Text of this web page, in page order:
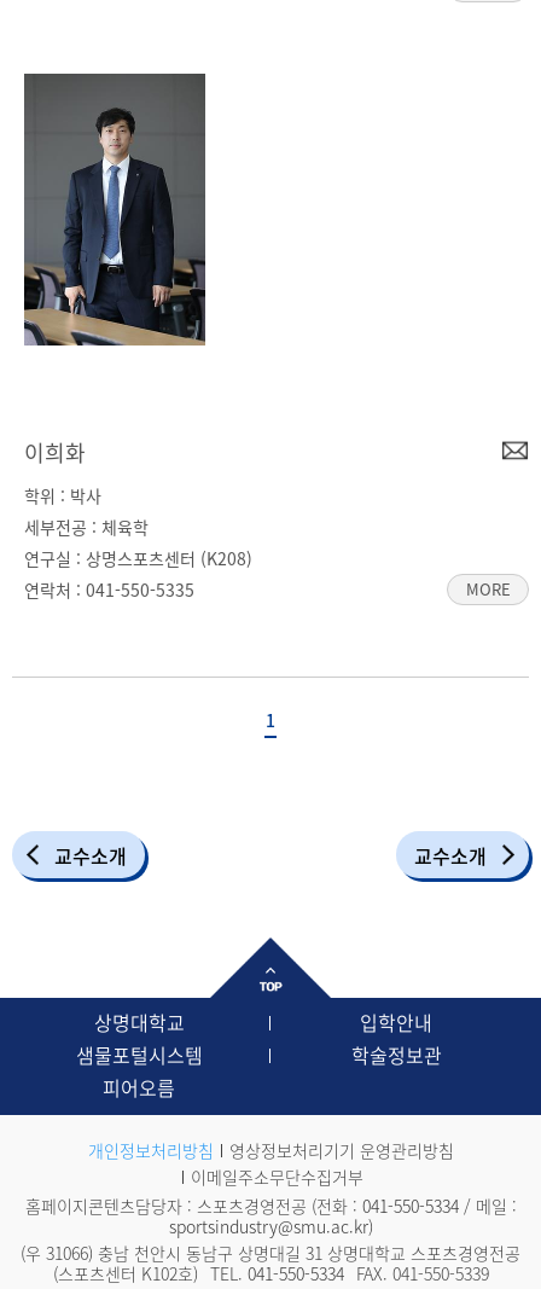
이희화
학위 : 박사
세부전공 : 체육학
연구실 : 상명스포츠센터 (K208)
연락처 : 041-550-5335 MORE
1
교수소개 교수소개
상명대학교
입학안내
샘물포털시스템
학술정보관
피어오름
개인정보처리방침
영상정보처리기기 운영관리방침
이메일주소무단수집거부
홈페이지콘텐츠담당자 : 스포츠경영전공 (전화 : 041-550-5334/ 메일 :
sportsindustry@smu.ac.kr)
(우 31066) 충남 천안시 동남구 상명대길 31 상명대학교 스포츠경영전공
(스포츠센터 K102호) TEL. 041-550-5334 FAX. 041-550-5339